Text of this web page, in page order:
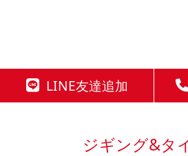
LINE友達追加
ジギング&タ